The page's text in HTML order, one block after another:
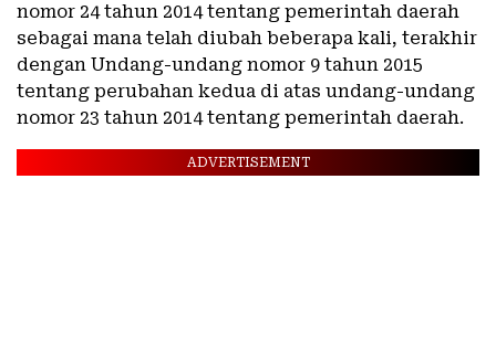
nomor 24 tahun 2014 tentang pemerintah daerah
sebagai mana telah diubah beberapa kali, terakhir
dengan Undang-undang nomor 9 tahun 2015
tentang perubahan kedua di atas undang-undang
nomor 23 tahun 2014 tentang pemerintah daerah.
ADVERTISEMENT